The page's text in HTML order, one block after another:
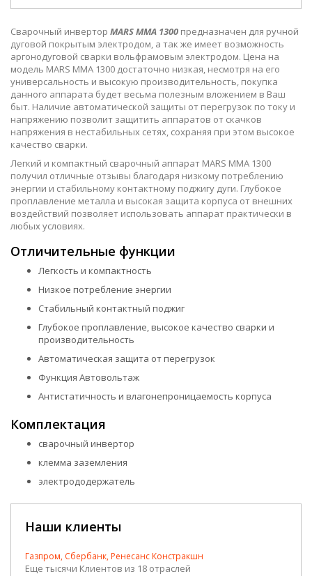
Сварочный инвертор MARS MMA 1300 предназначен для ручной
дуговой покрытым электродом, а так же имеет возможность
аргонодуговой сварки вольфрамовым электродом. Цена на
модель MARS MMA 1300 достаточно низкая, несмотря на его
универсальность и высокую производительность, покупка
данного аппарата будет весьма полезным вложением в Ваш
быт. Наличие автоматической защиты от перегрузок по току и
напряжению позволит защитить аппаратов от скачков
напряжения в нестабильных сетях, сохраняя при этом высокое
качество сварки.
Легкий и компактный сварочный аппарат MARS MMA 1300
получил отличные отзывы благодаря низкому потреблению
энергии и стабильному контактному поджигу дуги. Глубокое
проплавление металла и высокая защита корпуса от внешних
воздействий позволяет использовать аппарат практически в
любых условиях.
Отличительные функции
Легкость и компактность
Низкое потребление энергии
Стабильный контактный поджиг
Глубокое проплавление, высокое качество сварки и
производительность
Автоматическая защита от перегрузок
Функция Автовольтаж
Антистатичность и влагонепроницаемость корпуса
Комплектация
сварочный инвертор
клемма заземления
электрододержатель
Наши клиенты
Газпром, Сбербанк, Ренесанс Констракшн
Еще тысячи Клиентов из 18 отраслей